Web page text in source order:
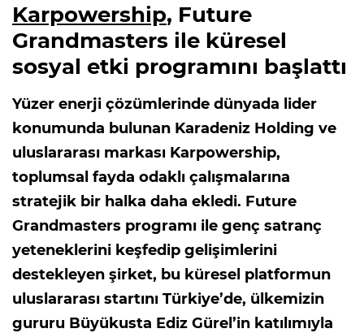
Karpowership, Future
Grandmasters ile küresel
sosyal etki programını başlattı
Yüzer enerji çözümlerinde dünyada lider
konumunda bulunan Karadeniz Holding ve
uluslararası markası Karpowership,
toplumsal fayda odaklı çalışmalarına
stratejik bir halka daha ekledi. Future
Grandmasters programı ile genç satranç
yeteneklerini keşfedip gelişimlerini
destekleyen şirket, bu küresel platformun
uluslararası startını Türkiye’de, ülkemizin
gururu Büyükusta Ediz Gürel’in katılımıyla